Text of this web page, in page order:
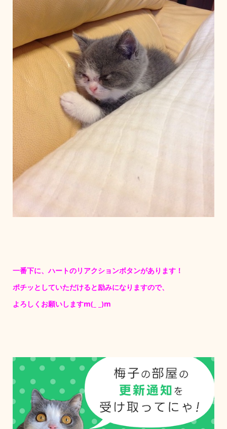
一番下に、ハートのリアクションボタンがあります！
ポチッとしていただけると励みになりますので、
よろしくお願いしますm(_ _)m